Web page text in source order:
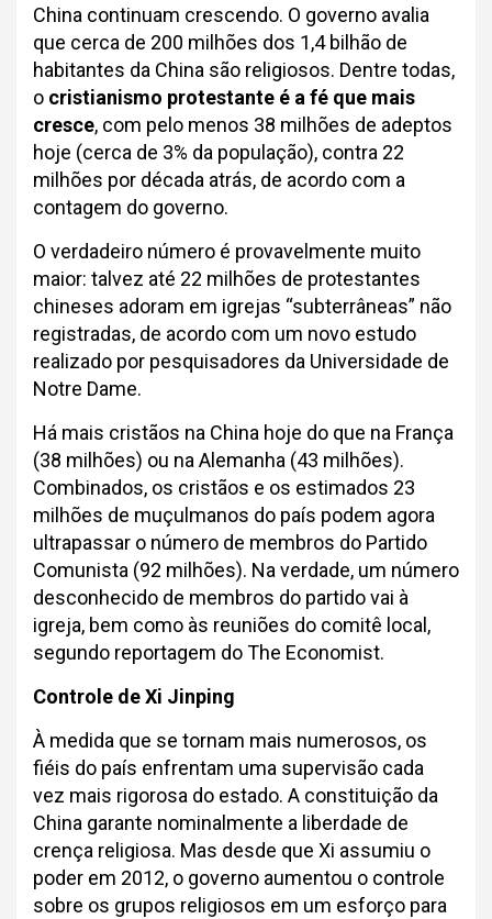
China continuam crescendo. O governo avalia
que cerca de 200 milhões dos 1,4 bilhão de
habitantes da China são religiosos. Dentre todas,
o cristianismo protestante é a fé que mais
cresce, com pelo menos 38 milhões de adeptos
hoje (cerca de 3% da população), contra 22
milhões por década atrás, de acordo com a
contagem do governo.
O verdadeiro número é provavelmente muito
maior: talvez até 22 milhões de protestantes
chineses adoram em igrejas “subterrâneas” não
registradas, de acordo com um novo estudo
realizado por pesquisadores da Universidade de
Notre Dame.
Há mais cristãos na China hoje do que na França
(38 milhões) ou na Alemanha (43 milhões).
Combinados, os cristãos e os estimados 23
milhões de muçulmanos do país podem agora
ultrapassar o número de membros do Partido
Comunista (92 milhões). Na verdade, um número
desconhecido de membros do partido vai à
igreja, bem como às reuniões do comitê local,
segundo reportagem do The Economist.
Controle de Xi Jinping
À medida que se tornam mais numerosos, os
fiéis do país enfrentam uma supervisão cada
vez mais rigorosa do estado. A constituição da
China garante nominalmente a liberdade de
crença religiosa. Mas desde que Xi assumiu o
poder em 2012, o governo aumentou o controle
sobre os grupos religiosos em um esforço para